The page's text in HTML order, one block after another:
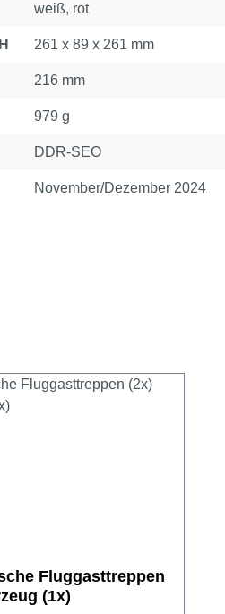
weiß, rot
261 x 89 x 261 mm
216 mm
979 g
DDR-SEO
November/Dezember 2024
Fluggasttreppen
(1x)